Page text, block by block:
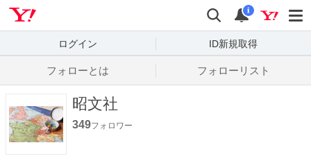
検索
通知
i
ログイン ID新規取得
フォローとは フォローリスト
昭文社
349フォロワー